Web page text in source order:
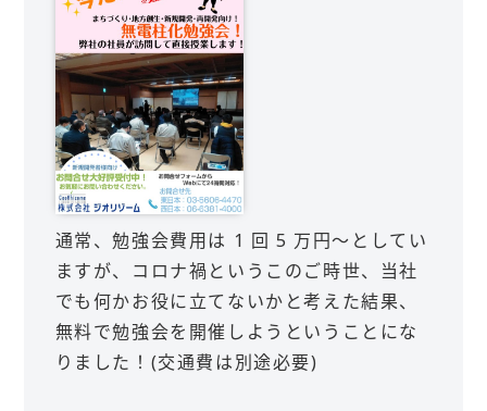
通常、勉強会費用は 1 回 5 万円～としてい
ますが、コロナ禍というこのご時世、当社
でも何かお役に立てないかと考えた結果、
無料で勉強会を開催しようということにな
りました！(交通費は別途必要)